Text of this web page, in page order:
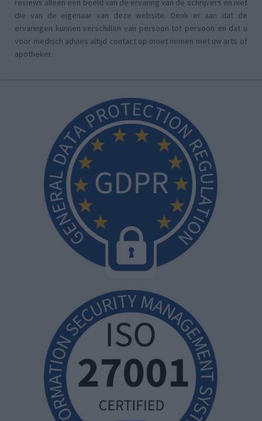
reviews alleen een beeld van de ervaring van de schrijvers en niet
die van de eigenaar van deze website. Denk er aan dat de
ervaringen kunnen verschillen van persoon tot persoon en dat u
voor medisch advies altijd contact op moet nemen met uw arts of
apotheker.